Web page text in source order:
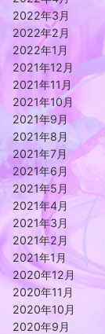
2022年3月
2022年2月
2022年1月
2021年12月
2021年11月
2021年10月
2021年9月
2021年8月
2021年7月
2021年6月
2021年5月
2021年4月
2021年3月
2021年2月
2021年1月
2020年12月
2020年11月
2020年10月
2020年9月